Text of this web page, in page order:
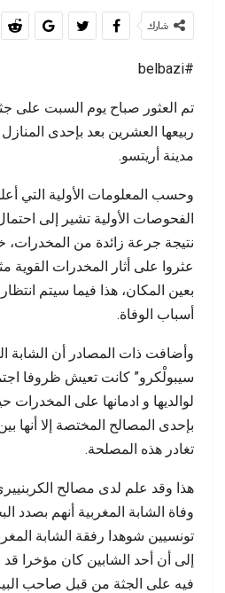
شارك
#belbazi
تم العثور صباح يوم السبت على
ربيعها العشرين بعد بإحدى
مدينة أريتسو.
وحسب المعلومات الأولية التي
الفحوصات الأولية تشير إلى
نتيجة جرعة زائدة من المخدرات،
عثروا على أثار المخدرات القوية
بعين المكان، هذا فيما سيتم
أسباب الوفاة.
وأضافت ذات المصادر أن الشابة
سيبولْكرو” كانت تعيش ظروفا
لوالديها و ادمانها على
بإحدى المصالح المختصة إلا أنها
تغادر هذه المصلحة.
هذا وقد علم لدى مصالح
وفاة الشابة المغربية أنهم بصدد
تونسيين شوهدا رفقة الشابة
إلى أن أحد الشابين كان مؤخرا قد
فيه على الجثة من قبل صاحب